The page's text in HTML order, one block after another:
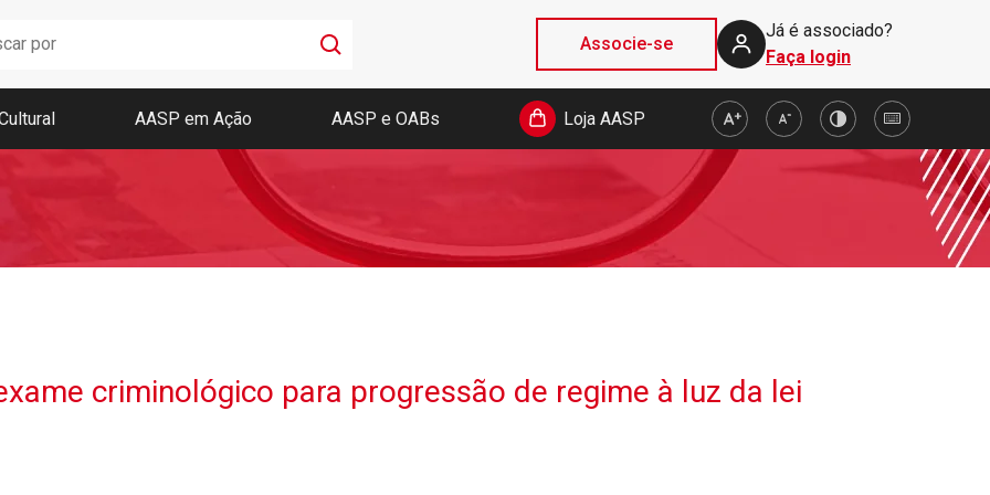
Associe-se
Já é associado?
Faça login
Boletim AASP
Coleção de Códigos de Bolso
Revista da AASP
AASP em Ação AASP e OABs Loja AASP
criminológico para progressão de regime à luz da lei